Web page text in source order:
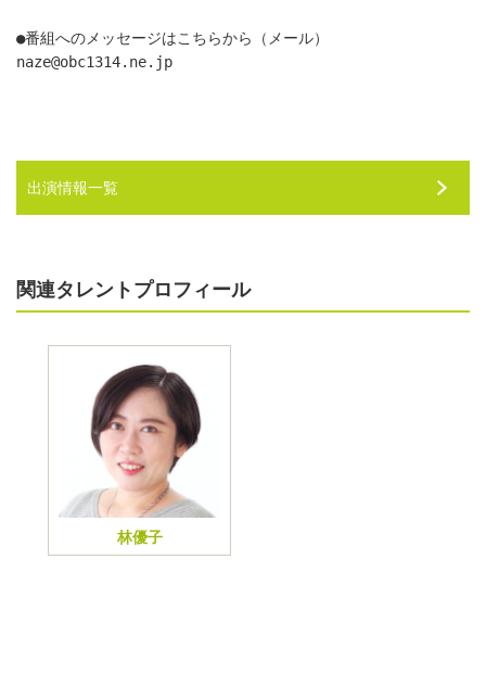
●番組へのメッセージはこちらから（メール）
naze@obc1314.ne.jp
出演情報一覧
関連タレントプロフィール
林優子